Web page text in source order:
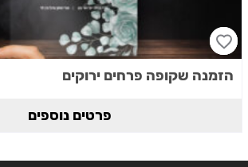
הזמנה שקופה פרחים ירוקים
פרטים נוספים